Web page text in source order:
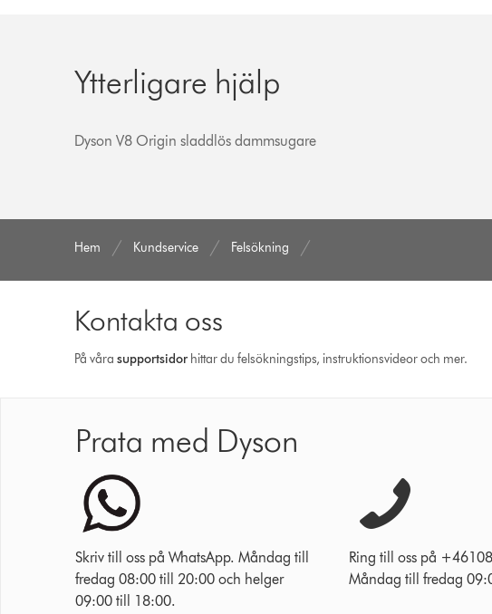
Ytterligare hjälp
Dyson V8 Origin sladdlös dammsugare
Hem Kundservice Felsökning
Kontakta oss
På vårasupport­sidor hittar du felsökningstips, instruktionsvideor och mer.
Prata med Dyson
Skriv till oss på WhatsApp. Måndag till
fredag 08:00 till 20:00 och helger
09:00 till 18:00.
Ring till oss på
Måndag till fredag